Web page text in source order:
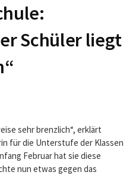
Schüler liegt
sehr brenzlich“, erklärt
für die Unterstufe der Klassen
Februar hat sie diese
nun etwas gegen das